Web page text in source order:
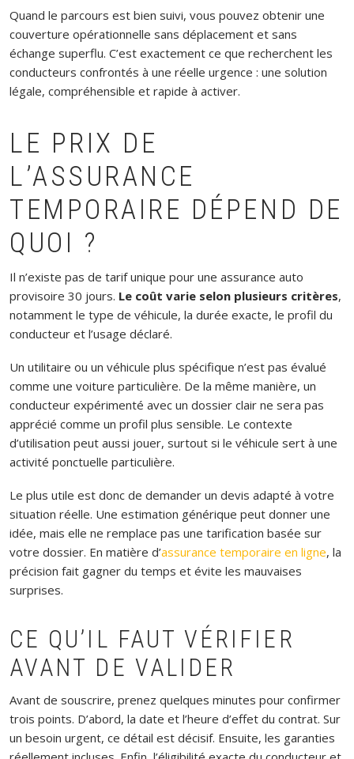
Quand le parcours est bien suivi, vous pouvez obtenir une
couverture opérationnelle sans déplacement et sans
échange superflu. C’est exactement ce que recherchent les
conducteurs confrontés à une réelle urgence : une solution
légale, compréhensible et rapide à activer.
LE PRIX DE
L’ASSURANCE
TEMPORAIRE DÉPEND DE
QUOI ?
Il n’existe pas de tarif unique pour une assurance auto
provisoire 30 jours. Le coût varie selon plusieurs critères,
notamment le type de véhicule, la durée exacte, le profil du
conducteur et l’usage déclaré.
Un utilitaire ou un véhicule plus spécifique n’est pas évalué
comme une voiture particulière. De la même manière, un
conducteur expérimenté avec un dossier clair ne sera pas
apprécié comme un profil plus sensible. Le contexte
d’utilisation peut aussi jouer, surtout si le véhicule sert à une
activité ponctuelle particulière.
Le plus utile est donc de demander un devis adapté à votre
situation réelle. Une estimation générique peut donner une
idée, mais elle ne remplace pas une tarification basée sur
votre dossier. En matière d’assurance temporaire en ligne, la
précision fait gagner du temps et évite les mauvaises
surprises.
CE QU’IL FAUT VÉRIFIER
AVANT DE VALIDER
Avant de souscrire, prenez quelques minutes pour confirmer
trois points. D’abord, la date et l’heure d’effet du contrat. Sur
un besoin urgent, ce détail est décisif. Ensuite, les garanties